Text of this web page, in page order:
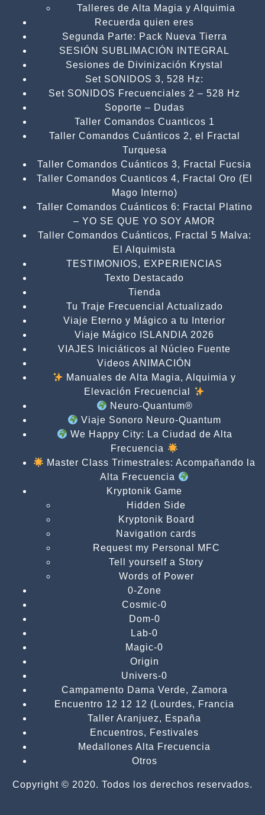
Talleres de Alta Magia y Alquimia
Recuerda quien eres
Segunda Parte: Pack Nueva Tierra
SESIÓN SUBLIMACIÓN INTEGRAL
Sesiones de Divinización Krystal
Set SONIDOS 3, 528 Hz:
Set SONIDOS Frecuenciales 2 – 528 Hz
Soporte – Dudas
Taller Comandos Cuanticos 1
Taller Comandos Cuánticos 2, el Fractal
Turquesa
Taller Comandos Cuánticos 3, Fractal Fucsia
Taller Comandos Cuanticos 4, Fractal Oro (El
Mago Interno)
Taller Comandos Cuánticos 6: Fractal Platino
– YO SE QUE YO SOY AMOR
Taller Comandos Cuánticos, Fractal 5 Malva:
El Alquimista
TESTIMONIOS, EXPERIENCIAS
Texto Destacado
Tienda
Tu Traje Frecuencial Actualizado
Viaje Eterno y Mágico a tu Interior
Viaje Mágico ISLANDIA 2026
VIAJES Iniciáticos al Núcleo Fuente
Videos ANIMACIÓN
Manuales de Alta Magia, Alquimia y
Elevación Frecuencial
Neuro-Quantum®
Viaje Sonoro Neuro-Quantum
We Happy City: La Ciudad de Alta
Frecuencia
Master Class Trimestrales: Acompañando la
Alta Frecuencia
Kryptonik Game
Hidden Side
Kryptonik Board
Navigation cards
Request my Personal MFC
Tell yourself a Story
Words of Power
0-Zone
Cosmic-0
Dom-0
Lab-0
Magic-0
Origin
Univers-0
Campamento Dama Verde, Zamora
Encuentro 12 12 12 (Lourdes, Francia
Taller Aranjuez, España
Encuentros, Festivales
Medallones Alta Frecuencia
Otros
Copyright © 2020. Todos los derechos reservados.